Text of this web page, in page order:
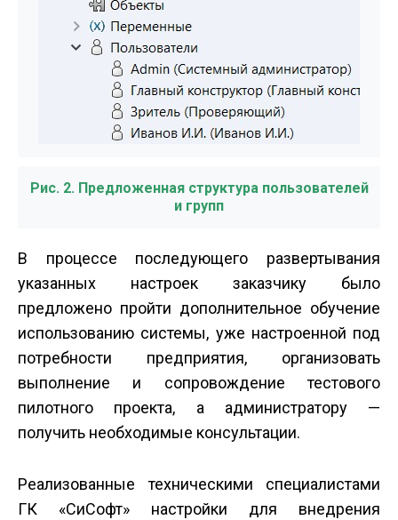
Рис. 2. Предложенная структура пользователей
и групп
В процессе последующего развертывания
указанных настроек заказчику было
предложено пройти дополнительное обучение
использованию системы, уже настроенной под
потребности предприятия, организовать
выполнение и сопровождение тестового
пилотного проекта, а администратору —
получить необходимые консультации.
Реализованные техническими специалистами
ГК «СиСофт» настройки для внедрения